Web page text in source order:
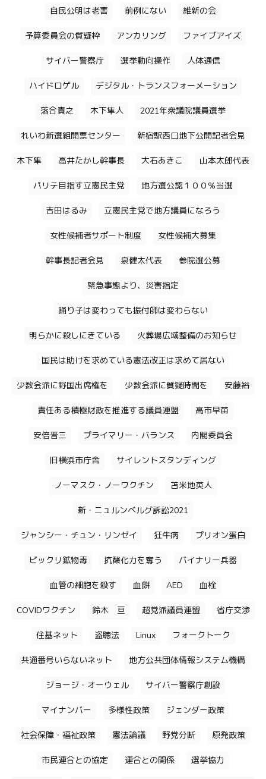
自民公明は老害 前例にない 維新の会
予算委員会の質疑枠 アンカリング ファイブアイズ
サイバー警察庁 選挙動向操作 人体通信
ハイドロゲル デジタル・トランスフォーメーション
落合貴之 木下隼人 2021年衆議院議員選挙
れいわ新選組開票センター 新宿駅西口地下公開記者会見
木下隼 高井たかし幹事長 大石あきこ 山本太郎代表
パリテ目指す立憲民主党 地方選公認１００％当選
吉田はるみ 立憲民主党で地方議員になろう
女性候補者サポート制度 女性候補大募集
幹事長記者会見 泉健太代表 参院選公募
緊急事態より、災害指定
踊り子は変わっても振付師は変わらない
明らかに殺しにきている 火葬場広域整備のお知らせ
国民は助けを求めている憲法改正は求めて居ない
少数会派に野国出席権を 少数会派に質疑時間を 安藤裕
責任ある積極財政を推進する議員連盟 高市早苗
安倍晋三 プライマリー・バランス 内閣委員会
旧横浜市庁舎 サイレントスタンディング
ノーマスク・ノーワクチン 苫米地英人
新・ニュルンベルグ訴訟2021
ジャンシー・チュン・リンゼイ 狂牛病 プリオン蛋白
ビックリ鉱物毒 抗酸化力を奪う バイナリー兵器
血管の細胞を殺す 血餅 AED 血栓
COVIDワクチン 鈴木 亘 超党派議員連盟 省庁交渉
住基ネット 盗聴法 Linux フォークトーク
共通番号いらないネット 地方公共団体情報システム機構
ジョージ・オーウェル サイバー警察庁創設
マイナンバー 多様性政策 ジェンダー政策
社会保障・福祉政策 憲法論議 野党分断 原発政策
市民連合との協定 連合との関係 選挙協力